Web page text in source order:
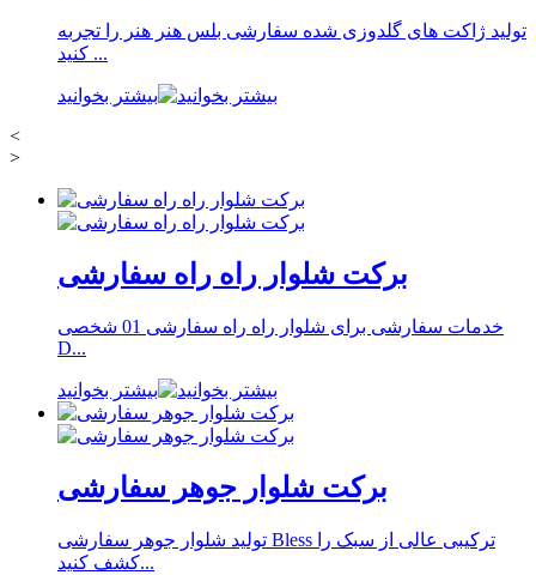
تولید ژاکت های گلدوزی شده سفارشی بلس هنر هنر را تجربه
کنید ...
بیشتر بخوانید
<
>
برکت شلوار راه راه سفارشی
خدمات سفارشی برای شلوار راه راه سفارشی 01 شخصی
D...
بیشتر بخوانید
برکت شلوار جوهر سفارشی
تولید شلوار جوهر سفارشی Bless ترکیبی عالی از سبک را
کشف کنید...